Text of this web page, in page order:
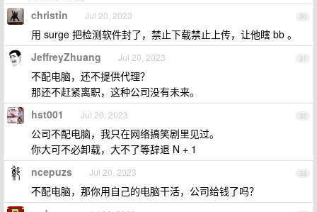
30
christin Jul 20, 2023
用 surge 把检测软件封了，禁止下载禁止上传，让他瞎 bb 。
31
JeffreyZhuang Jul 20, 2023
不配电脑，还不提供代理？
那还不赶紧离职，这种公司没有未来。
32
hst001 Jul 20, 2023
公司不配电脑，我只在网络搞笑剧里见过。
你大可不必卸载，大不了等辞退 N + 1
33
ncepuzs Jul 20, 2023
不配电脑，那你用自己的电脑干活，公司给钱了吗？